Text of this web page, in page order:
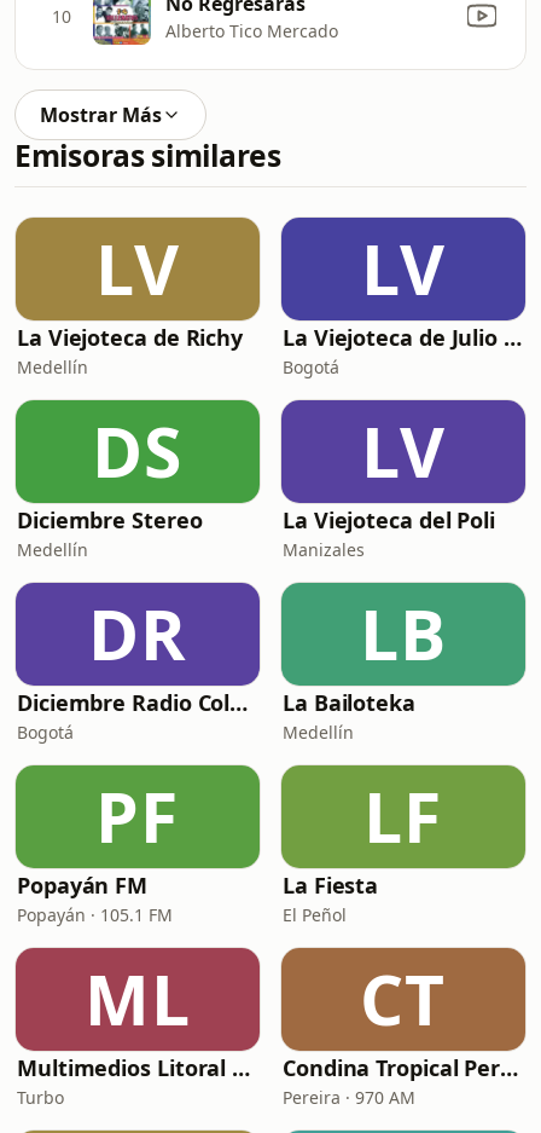
10
Alberto Tico Mercado
Mostrar Más
Emisoras similares
LV
La Viejoteca de Richy
Medellín
LV
La Viejoteca de Julio Cesar Uchima
Bogotá
DS
Diciembre Stereo
Medellín
LV
La Viejoteca del Poli
Manizales
DR
Diciembre Radio Colombia
Bogotá
LB
La Bailoteka
Medellín
PF
Popayán FM
Popayán · 105.1 FM
LF
La Fiesta
El Peñol
ML
Multimedios Litoral Turbo
Turbo
CT
Condina Tropical Pereira
Pereira · 970 AM